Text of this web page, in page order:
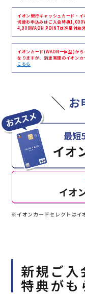
イオン銀行キャッシュカード・
切替お申込みはご入会特典
4,000WAON POINTは進呈対象外
イオンカード(WAON一体型)から
なりますが、別途実施のイオン
こちら
お
※イオンカードセレクトはイ
新規ご入
特典がも